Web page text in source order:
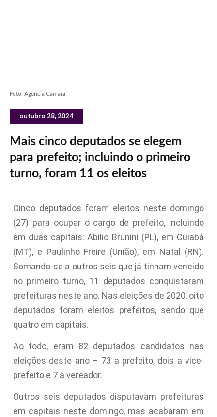
Foto: Agência Câmara
outubro 28, 2024
Mais cinco deputados se elegem
para prefeito; incluindo o primeiro
turno, foram 11 os eleitos
Cinco deputados foram eleitos neste domingo
(27) para ocupar o cargo de prefeito, incluindo
em duas capitais: Abilio Brunini (PL), em Cuiabá
(MT), e Paulinho Freire (União), em Natal (RN).
Somando-se a outros seis que já tinham vencido
no primeiro turno, 11 deputados conquistaram
prefeituras neste ano. Nas eleições de 2020, oito
deputados foram eleitos prefeitos, sendo que
quatro em capitais.
Ao todo, eram 82 deputados candidatos nas
eleições deste ano – 73 a prefeito, dois a vice-
prefeito e 7 a vereador.
Outros seis deputados disputavam prefeituras
em capitais neste domingo, mas acabaram em